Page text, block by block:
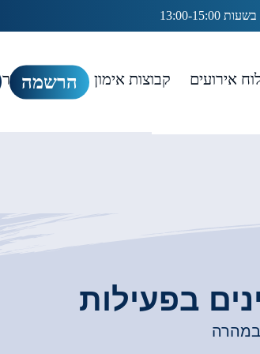
אירועים קבוצות אימון גלריה
הרשמה
בפעילות